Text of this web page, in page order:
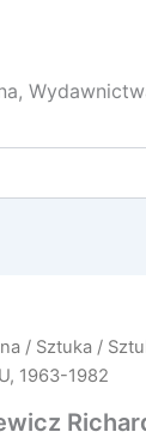
/ Sztuka /
1963-1982